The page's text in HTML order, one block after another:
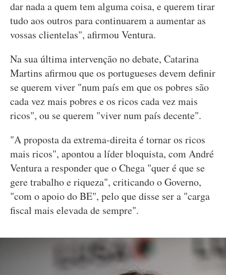
dar nada a quem tem alguma coisa, e querem tirar
tudo aos outros para continuarem a aumentar as
vossas clientelas", afirmou Ventura.
Na sua última intervenção no debate, Catarina
Martins afirmou que os portugueses devem definir
se querem viver "num país em que os pobres são
cada vez mais pobres e os ricos cada vez mais
ricos", ou se querem "viver num país decente".
"A proposta da extrema-direita é tornar os ricos
mais ricos", apontou a líder bloquista, com André
Ventura a responder que o Chega "quer é que se
gere trabalho e riqueza", criticando o Governo,
"com o apoio do BE", pelo que disse ser a "carga
fiscal mais elevada de sempre".